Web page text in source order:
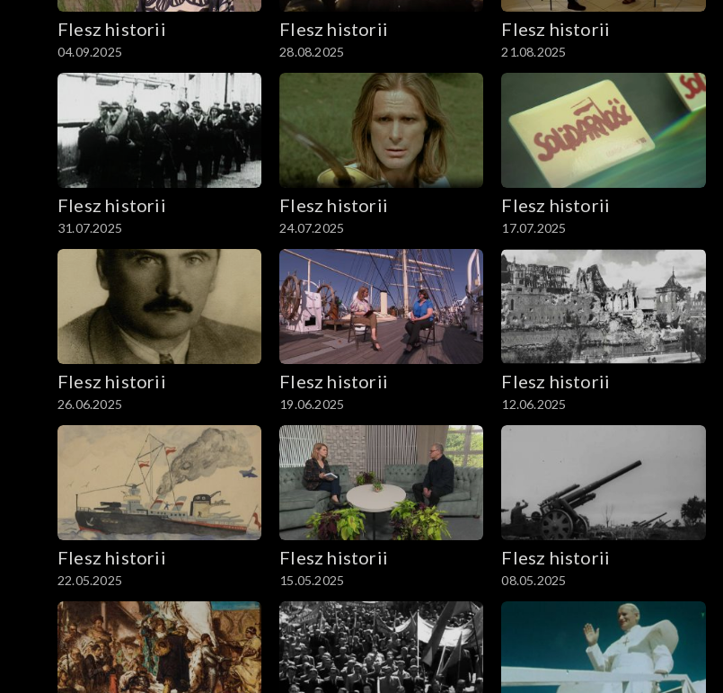
Flesz historii
04.09.2025
Flesz historii
28.08.2025
Flesz historii
21.08.2025
Flesz historii
31.07.2025
Flesz historii
24.07.2025
Flesz historii
17.07.2025
Flesz historii
26.06.2025
Flesz historii
19.06.2025
Flesz historii
12.06.2025
Flesz historii
22.05.2025
Flesz historii
15.05.2025
Flesz historii
08.05.2025